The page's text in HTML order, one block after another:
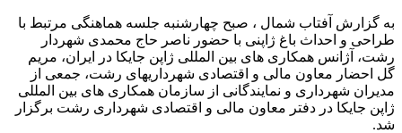
به گزارش آفتاب شمال ، صبح چهارشنبه جلسه هماهنگی مرتبط با
طراحی و احداث باغ ژاپنی با حضور ناصر حاج محمدی شهردار
رشت، آژانس همکاری های بین المللی ژاپن جایکا در ایران، مریم
گل احضار معاون مالی و اقتصادی شهرداریهای رشت، جمعی از
مدیران شهرداری و نمایندگانی از سازمان همکاری های بین المللی
ژاپن جایکا در دفتر معاون مالی و اقتصادی شهرداری رشت برگزار
شد.